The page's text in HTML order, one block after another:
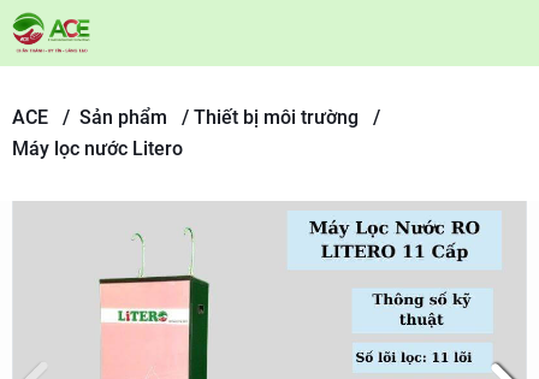
ACE / Sản phẩm / Thiết bị môi trường /
Máy lọc nước Litero